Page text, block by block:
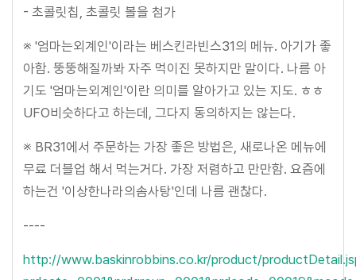
- 초콜릿칩, 초콜릿 볼을 첨가
※ '엄마는외계인'이라는 베스킨라빈스31의 메뉴. 아기가 좋
아함. 뚱뚱해질까봐 자주 먹이진 못하지만 말이다. 나름 아
기도 '엄마는외계인'이란 의미를 알아가고 있는 지도. ㅎㅎ
UFO비슷하다고 하는데, 그다지 동의하지는 않는다.
※ BR31에서 주문하는 가장 좋은 방법은, 새로나온 메뉴에
무료 더블업 해서 먹는거다. 가장 저렴하고 만만함. 요즘에
하는건 '이상한나라의솜사탕'인데 나름 괜찮다.
----
http://www.baskinrobbins.co.kr/product/